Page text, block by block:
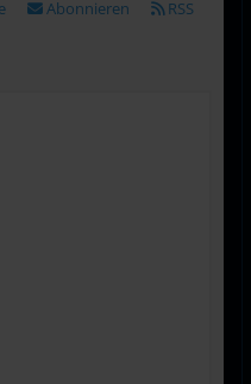
Abonnieren RSS